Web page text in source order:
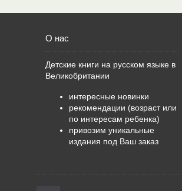
О нас
Детские книги на русском языке в
Великобритании
интересные новинки
рекомендации (возраст или
по интересам ребенка)
привозим уникальные
издания под Ваш заказ